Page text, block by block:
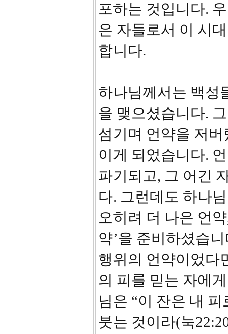
포하는 것입니다.
은 자들로서 이 시
합니다.
하나님께서는 백성
을 맺으셨습니다.
섬기며 언약을 저
이게 되었습니다.
파기되고, 그 어긴
다. 그런데도 하나
오히려 더 나은 언
약’을 준비하셨습
행위의 언약이었다
의 피를 믿는 자에
님은 “이 잔은 내
붓는 것이라(눅